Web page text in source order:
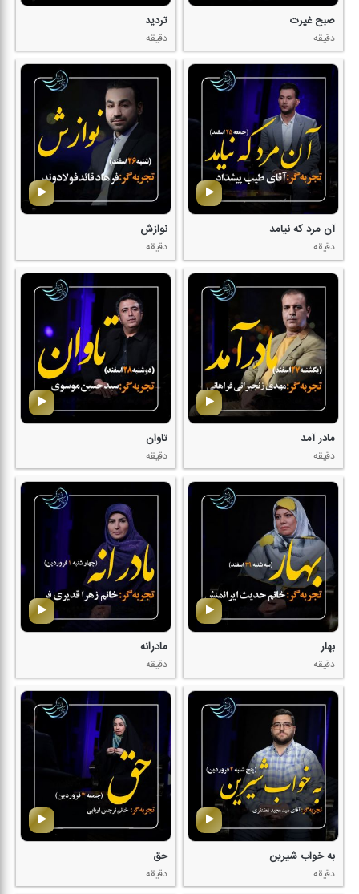
صبح غیرت
دقیقه
تردید
دقیقه
آن مرد كه نیامد
دقیقه
نوازش
دقیقه
مادر آمد
دقیقه
تاوان
دقیقه
بهار
دقیقه
مادرانه
دقیقه
به خواب شیرین
دقیقه
حق
دقیقه